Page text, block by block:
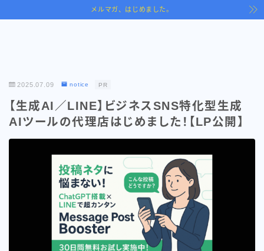
メルマガ、はじめました。
2025.07.09 notice PR
【生成AI／LINE】ビジネスSNS特化型生成
AIツールの代理店はじめました！【LP公開】